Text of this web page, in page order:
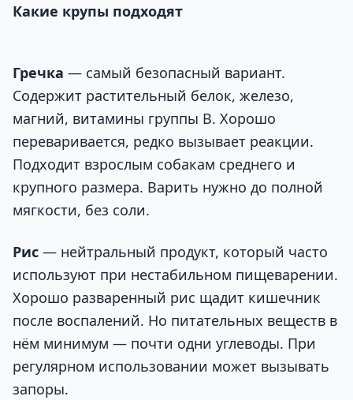
Какие крупы подходят
Гречка — самый безопасный вариант.
Содержит растительный белок, железо,
магний, витамины группы B. Хорошо
переваривается, редко вызывает реакции.
Подходит взрослым собакам среднего и
крупного размера. Варить нужно до полной
мягкости, без соли.
Рис — нейтральный продукт, который часто
используют при нестабильном пищеварении.
Хорошо разваренный рис щадит кишечник
после воспалений. Но питательных веществ в
нём минимум — почти одни углеводы. При
регулярном использовании может вызывать
запоры.